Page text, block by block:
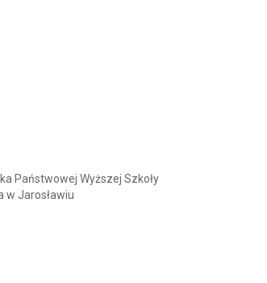
Państwowej Wyższej Szkoły
w Jarosławiu